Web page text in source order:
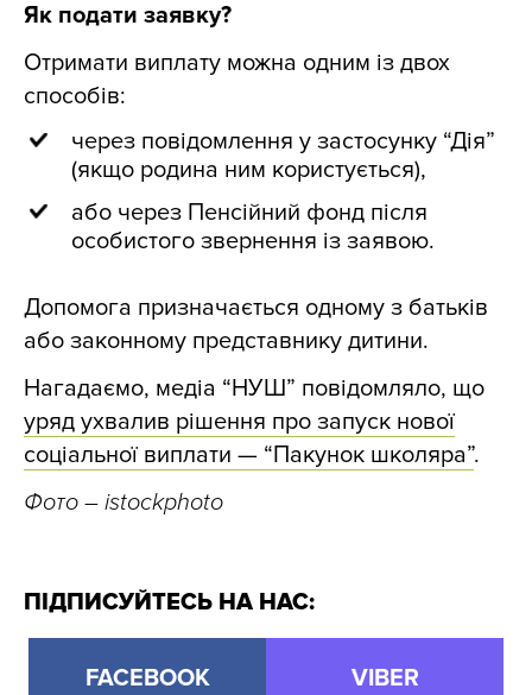
Як подати заявку?
Отримати виплату можна одним із двох
способів:
через повідомлення у застосунку “Дія”
(якщо родина ним користується),
або через Пенсійний фонд після
особистого звернення із заявою.
Допомога призначається одному з батьків
або законному представнику дитини.
Нагадаємо, медіа “НУШ” повідомляло, що
уряд ухвалив рішення про запуск нової
соціальної виплати — “Пакунок школяра”.
Фото – istockphoto
ПІДПИСУЙТЕСЬ НА НАС:
FACEBOOK VIBER